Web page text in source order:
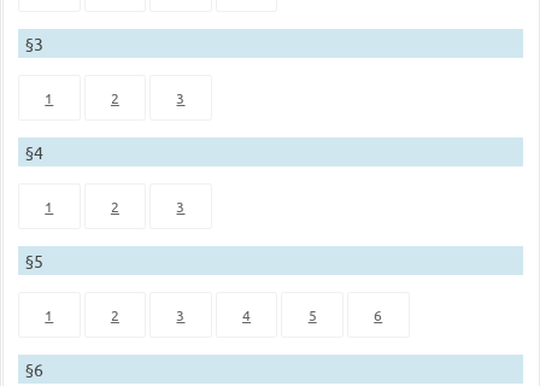
§3
1 2 3
§4
1 2 3
§5
1 2 3 4 5 6
§6